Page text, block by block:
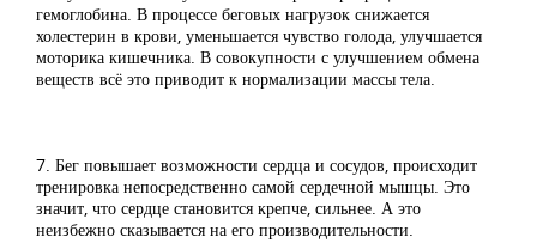
гемоглобина. В процессе беговых нагрузок снижается
холестерин в крови, уменьшается чувство голода, улучшается
моторика кишечника. В совокупности с улучшением обмена
веществ всё это приводит к нормализации массы тела.
7. Бег повышает возможности сердца и сосудов, происходит
тренировка непосредственно самой сердечной мышцы. Это
значит, что сердце становится крепче, сильнее. А это
неизбежно сказывается на его производительности.